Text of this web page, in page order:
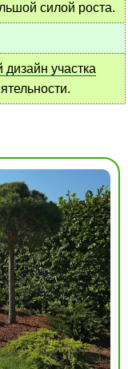
силой роста.
участка